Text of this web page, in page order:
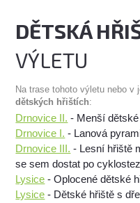
DĚTSKÁ
VÝLETU
Na trase tohoto výletu nebo
dětských hřištích:
Drnovice II. - Menší
Drnovice I. - Lanová
Drnovice III. - Lesní hřiště
se sem dostat po
Lysice - Oplocené dětské
Lysice - Dětské hřiště s